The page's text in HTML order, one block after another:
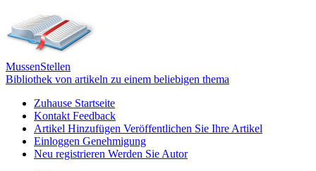
MussenStellen
Bibliothek von artikeln zu einem beliebigen thema
Zuhause Startseite
Kontakt Feedback
Artikel Hinzufügen Veröffentlichen Sie Ihre Artikel
Einloggen Genehmigung
Neu registrieren Werden Sie Autor